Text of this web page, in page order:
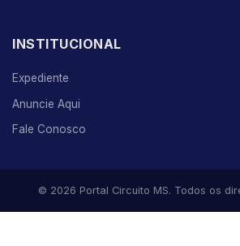
INSTITUCIONAL
Expediente
Anuncie Aqui
Fale Conosco
© 2026 Portal Circuito MS. Todos os